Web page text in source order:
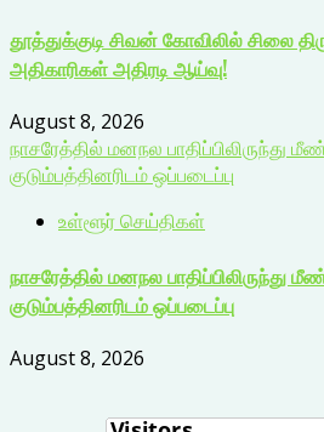
தூத்துக்குடி சிவன் கோவிலில் சிலை
அதிகாரிகள் அதிரடி ஆய்வு!
August 8, 2026
நாசரேத்தில் மனநல பாதிப்பிலிருந்து
குடும்பத்தினரிடம் ஒப்படைப்பு
உள்ளூர் செய்திகள்
நாசரேத்தில் மனநல பாதிப்பிலிருந்து
குடும்பத்தினரிடம் ஒப்படைப்பு
August 8, 2026